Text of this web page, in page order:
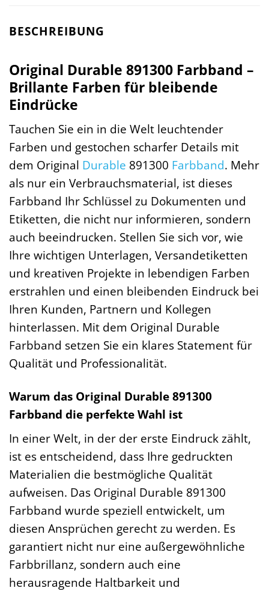
BESCHREIBUNG
Original Durable 891300 Farbband –
Brillante Farben für bleibende
Eindrücke
Tauchen Sie ein in die Welt leuchtender
Farben und gestochen scharfer Details mit
dem Original Durable 891300 Farbband. Mehr
als nur ein Verbrauchsmaterial, ist dieses
Farbband Ihr Schlüssel zu Dokumenten und
Etiketten, die nicht nur informieren, sondern
auch beeindrucken. Stellen Sie sich vor, wie
Ihre wichtigen Unterlagen, Versandetiketten
und kreativen Projekte in lebendigen Farben
erstrahlen und einen bleibenden Eindruck bei
Ihren Kunden, Partnern und Kollegen
hinterlassen. Mit dem Original Durable
Farbband setzen Sie ein klares Statement für
Qualität und Professionalität.
Warum das Original Durable 891300
Farbband die perfekte Wahl ist
In einer Welt, in der der erste Eindruck zählt,
ist es entscheidend, dass Ihre gedruckten
Materialien die bestmögliche Qualität
aufweisen. Das Original Durable 891300
Farbband wurde speziell entwickelt, um
diesen Ansprüchen gerecht zu werden. Es
garantiert nicht nur eine außergewöhnliche
Farbbrillanz, sondern auch eine
herausragende Haltbarkeit und